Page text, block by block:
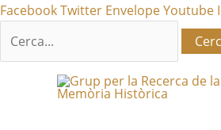
Vés
contingut
FacebookTwitter EnvelopeYoutube
Cerca: